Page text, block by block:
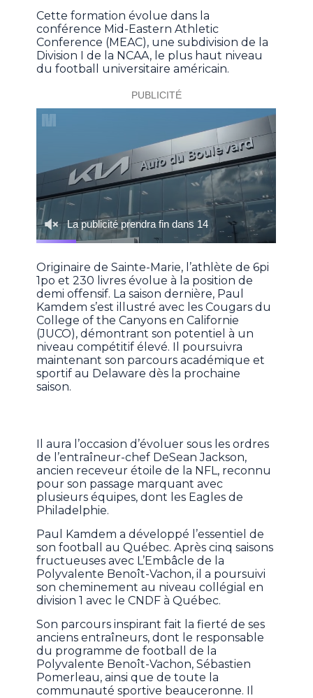
Cette formation évolue dans la
conférence Mid-Eastern Athletic
Conference (MEAC), une subdivision de la
Division I de la NCAA, le plus haut niveau
du football universitaire américain.
Originaire de Sainte-Marie, l’athlète de 6pi
1po et 230 livres évolue à la position de
demi offensif. La saison dernière, Paul
Kamdem s’est illustré avec les Cougars du
College of the Canyons en Californie
(JUCO), démontrant son potentiel à un
niveau compétitif élevé. Il poursuivra
maintenant son parcours académique et
sportif au Delaware dès la prochaine
saison.
Il aura l’occasion d’évoluer sous les ordres
de l’entraîneur-chef DeSean Jackson,
ancien receveur étoile de la NFL, reconnu
pour son passage marquant avec
plusieurs équipes, dont les Eagles de
Philadelphie.
Paul Kamdem a développé l’essentiel de
son football au Québec. Après cinq saisons
fructueuses avec L’Embâcle de la
Polyvalente Benoît-Vachon, il a poursuivi
son cheminement au niveau collégial en
division 1 avec le CNDF à Québec.
Son parcours inspirant fait la fierté de ses
anciens entraîneurs, dont le responsable
du programme de football de la
Polyvalente Benoît-Vachon, Sébastien
Pomerleau, ainsi que de toute la
communauté sportive beauceronne. Il